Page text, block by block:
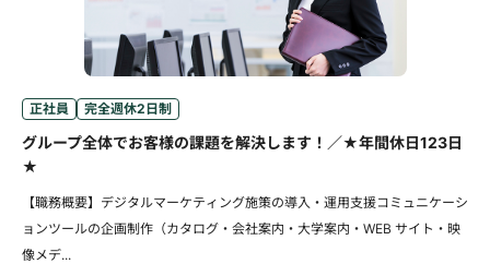
正社員 完全週休2日制
グループ全体でお客様の課題を解決します！／★年間休日123日
★
【職務概要】デジタルマーケティング施策の導入・運用支援コミュニケーシ
ョンツールの企画制作（カタログ・会社案内・大学案内・WEB サイト・映
像メデ...